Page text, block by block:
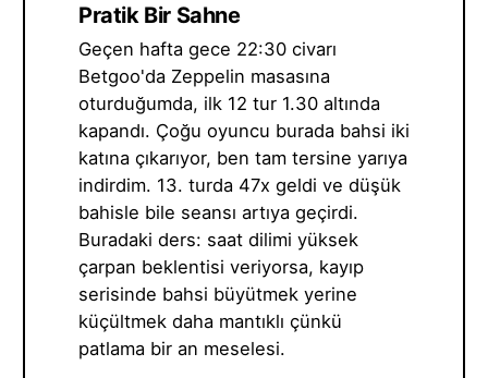
Pratik Bir Sahne
Geçen hafta gece 22:30 civarı
Betgoo'da Zeppelin masasına
oturduğumda, ilk 12 tur 1.30 altında
kapandı. Çoğu oyuncu burada bahsi iki
katına çıkarıyor, ben tam tersine yarıya
indirdim. 13. turda 47x geldi ve düşük
bahisle bile seansı artıya geçirdi.
Buradaki ders: saat dilimi yüksek
çarpan beklentisi veriyorsa, kayıp
serisinde bahsi büyütmek yerine
küçültmek daha mantıklı çünkü
patlama bir an meselesi.